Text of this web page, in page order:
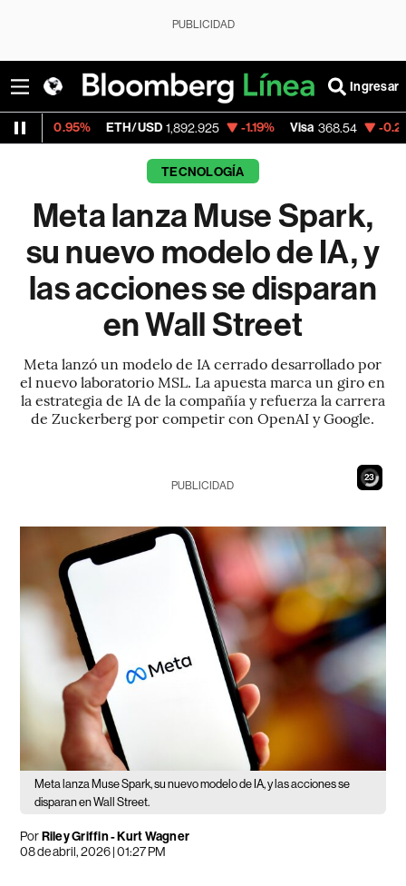
PUBLICIDAD
Ingresar
ETH/USD 1,892.925 -1.19% Visa 368.54 -0.28%
TECNOLOGÍA
Meta lanza Muse Spark,
su nuevo modelo de IA, y
las acciones se disparan
en Wall Street
Meta lanzó un modelo de IA cerrado desarrollado por
el nuevo laboratorio MSL. La apuesta marca un giro en
la estrategia de IA de la compañía y refuerza la carrera
de Zuckerberg por competir con OpenAI y Google.
21
PUBLICIDAD
Meta lanza Muse Spark, su nuevo modelo de IA, y las acciones se
disparan en Wall Street.
PorRiley Griffin - Kurt Wagner
08 de abril, 2026 | 01:27 PM